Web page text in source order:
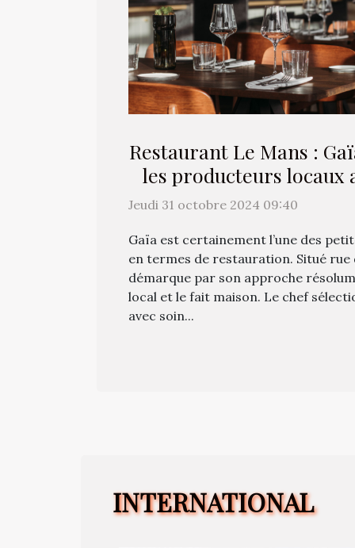
Restaurant Le Mans :
les producteurs locaux
faits maison
Jeudi 31 octobre 2024 09:40
Gaïa est certainement l’une des
en termes de restauration. Situé rue
démarque par son approche
local et le fait maison. Le chef
avec soin...
INTERNATIONAL